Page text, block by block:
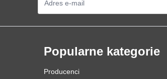
Popularne kategorie
Producenci